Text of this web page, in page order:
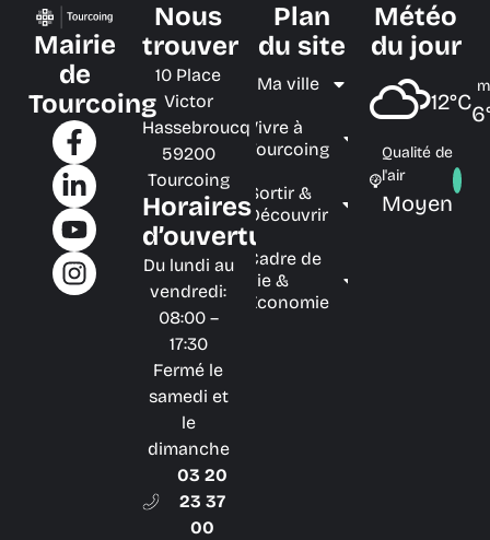
Mairie
de
Tourcoing
Nous
trouver
10 Place
Victor
Hassebroucq
59200
Tourcoing
Horaires
d’ouverture
Du lundi au
vendredi:
08:00 –
17:30
Fermé le
samedi et
le
dimanche
03 20
23 37
00
Plan
du site
Ma ville
Vivre à
Tourcoing
Sortir &
Découvrir
Cadre de
vie &
Économie
Météo
du jour
12°C
Qualité de
l'air
Moyen